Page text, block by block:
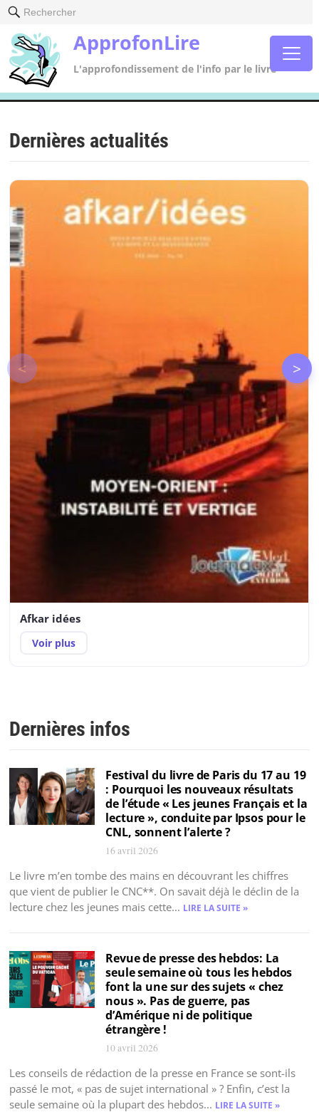
Rechercher
ApprofonLire
L'approfondissement de l'info par le livre
Dernières actualités
Afkar idées
Voir plus
< >
Dernières infos
Festival du livre de Paris du 17 au 19
: Pourquoi les nouveaux résultats
de l’étude « Les jeunes Français et la
lecture », conduite par Ipsos pour le
CNL, sonnent l’alerte ?
16 avril 2026
Le livre m’en tombe des mains en découvrant les chiffres
que vient de publier le CNC**. On savait déjà le déclin de la
lecture chez les jeunes mais cette... LIRE LA SUITE »
Revue de presse des hebdos: La
seule semaine où tous les hebdos
font la une sur des sujets « chez
nous ». Pas de guerre, pas
d’Amérique ni de politique
étrangère !
10 avril 2026
Les conseils de rédaction de la presse en France se sont-ils
passé le mot, « pas de sujet international » ? Enfin, c’est la
seule semaine où la plupart des hebdos... LIRE LA SUITE »